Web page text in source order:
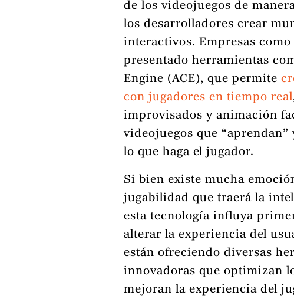
de los videojuegos de
los desarrolladores crear
interactivos. Empresas
presentado herramientas
Engine (ACE), que permite
con jugadores en tiempo real
improvisados ​​y animación
videojuegos que
lo que haga el jugador.
Si bien existe mucha
jugabilidad que traerá la
esta tecnología influya
alterar la experiencia del
están ofreciendo diversas
innovadoras que optimizan
mejoran la experiencia del